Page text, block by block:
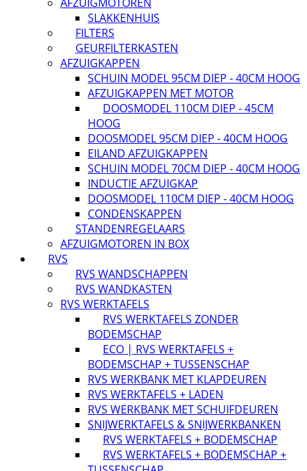
SLAKKENHUIS
FILTERS
GEURFILTERKASTEN
AFZUIGKAPPEN
SCHUIN MODEL 95CM DIEP - 40CM HOOG
AFZUIGKAPPEN MET MOTOR
DOOSMODEL 110CM DIEP - 45CM
HOOG
DOOSMODEL 95CM DIEP - 40CM HOOG
EILAND AFZUIGKAPPEN
SCHUIN MODEL 70CM DIEP - 40CM HOOG
INDUCTIE AFZUIGKAP
DOOSMODEL 110CM DIEP - 40CM HOOG
CONDENSKAPPEN
STANDENREGELAARS
AFZUIGMOTOREN IN BOX
RVS
RVS WANDSCHAPPEN
RVS WANDKASTEN
RVS WERKTAFELS
RVS WERKTAFELS ZONDER
BODEMSCHAP
ECO | RVS WERKTAFELS +
BODEMSCHAP + TUSSENSCHAP
RVS WERKBANK MET KLAPDEUREN
RVS WERKTAFELS + LADEN
RVS WERKBANK MET SCHUIFDEUREN
SNIJWERKTAFELS & SNIJWERKBANKEN
RVS WERKTAFELS + BODEMSCHAP
RVS WERKTAFELS + BODEMSCHAP +